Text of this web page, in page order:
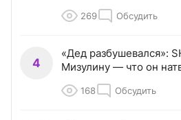
269 Обсудить
4
«Дед разбушевался»:
Мизулину — что он
168 Обсудить